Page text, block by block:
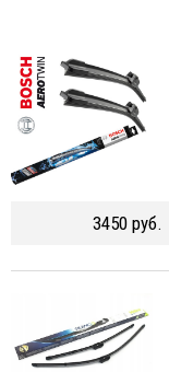
3450 руб.